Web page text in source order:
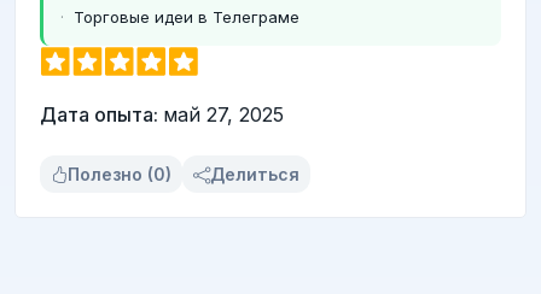
Торговые идеи в Телеграме
Дата опыта: май 27, 2025
Полезно (0) Делиться